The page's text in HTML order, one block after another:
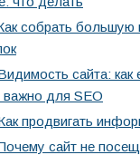
собрать большую
сайта: как
важно для SEO
продвигать
сайт не